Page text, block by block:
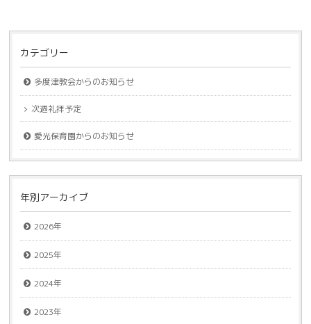
カテゴリー
多度津教会からのお知らせ
次週礼拝予定
愛光保育園からのお知らせ
年別アーカイブ
2026年
2025年
2024年
2023年